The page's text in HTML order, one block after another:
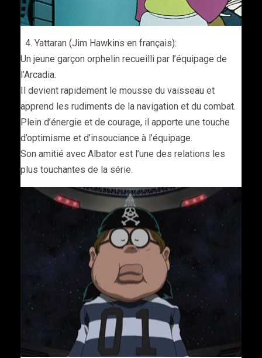
Yattaran (Jim Hawkins en français):
Un jeune garçon orphelin recueilli par l’équipage de
l’Arcadia.
Il devient rapidement le mousse du vaisseau et
apprend les rudiments de la navigation et du combat.
Plein d’énergie et de courage, il apporte une touche
d’optimisme et d’insouciance à l’équipage.
Son amitié avec Albator est l’une des relations les
plus touchantes de la série.